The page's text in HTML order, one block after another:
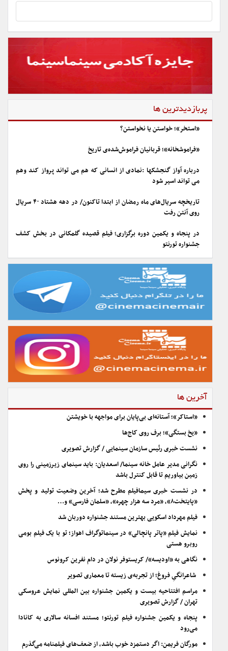
پربازدیدترین ها
«استخر»؛ خواستن یا نخواستن؟
«فراموشخانه»؛ قربانیان فراموش‌شده‌ی تاریخ
درباره آواز گنجشکها :نمادی از انسانی که هم می تواند پرواز کند وهم
می تواند اسیر شود
تاریخچه سریال‌های ماه رمضان از ابتدا تاکنون/ در دهه هشتاد ۴۰ سریال
روی آنتن رفت
در پنجاه و یکمین دوره برگزاری؛ فیلم قصیده گلمکانی در بخش کشف
جشنواره تورنتو
آخرین ها
«استاکر»؛ آستانه‌ای بی‌پایان برای مواجهه با خویشتن
«یخ بستگی»؛ برف روی کاج‌ها
نشست خبری رئیس سازمان سینمایی / گزارش تصویری
نگرانی مدیر عامل خانه سینما/ اسعدیان: باید سینمای زیرزمینی را روی
زمین بیاوریم تا قابل کنترل باشد
در نشست خبری سیمافیلم مطرح شد؛ آخرین وضعیت تولید و پخش
«پایتخت۸»، «مرد سه هزار چهره»، «سلمان فارسی» و…
فیلم مهرداد اسکویی بهترین مستند جشنواره دوربان شد
نمایش فیلم «پاتر پانچالی» در سینماتوگراف اهواز؛ تو با یک فیلم بومی
روبرو هستی
نگاهی به «اودیسه»/ کریستوفر نولان در دام نفرین کرونوس
شاعرانگیِ فروغ؛ از تجربه‌ی زیسته تا معماری تصویر
مراسم افتتاحیه بیست و یکمین جشنواره بین المللی نمایش عروسکی
تهران / گزارش تصویری
پنجاه و یکمین جشنواره فیلم تورنتو؛ مستند افسانه سالاری به کانادا
می‌رود
مورگان فریمن: اگر دستمزد خوب باشد، از ضعف‌های فیلمنامه می‌گذرم